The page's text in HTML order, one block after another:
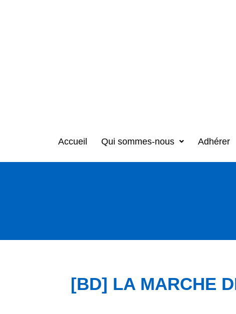
Accueil Qui sommes-nous Adhérer
[BD] LA MARCHE